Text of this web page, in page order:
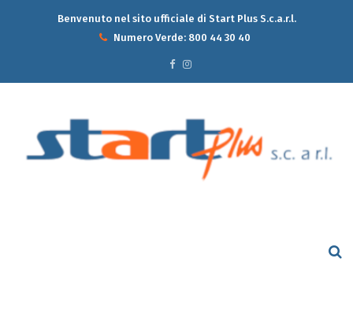
Benvenuto nel sito ufficiale di Start Plus S.c.a.r.l.
Numero Verde: 800 44 30 40